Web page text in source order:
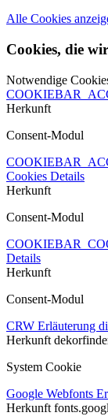
Alle Cookies
Cookies, die
Notwendige
Herkunft
Consent-Modul
Cookies Details
Herkunft
Consent-Modul
Details
Herkunft
Consent-Modul
CRW Erläuterung
Herkunft
System Cookie
Google Webfonts
Herkunft